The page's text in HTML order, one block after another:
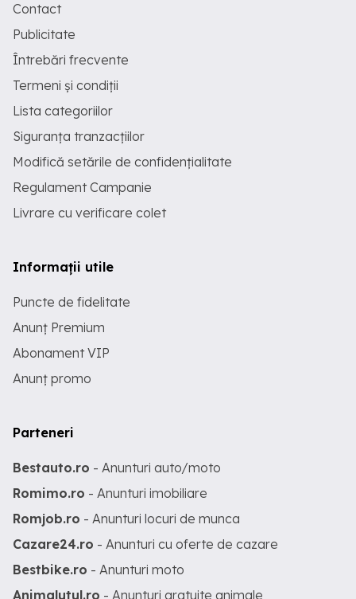
Contact
Publicitate
Întrebări frecvente
Termeni și condiții
Lista categoriilor
Siguranța tranzacțiilor
Modifică setările de confidențialitate
Regulament Campanie
Livrare cu verificare colet
Informații utile
Puncte de fidelitate
Anunț Premium
Abonament VIP
Anunț promo
Parteneri
Bestauto.ro - Anunturi auto/moto
Romimo.ro - Anunturi imobiliare
Romjob.ro - Anunturi locuri de munca
Cazare24.ro - Anunturi cu oferte de cazare
Bestbike.ro - Anunturi moto
Animalutul.ro - Anunturi gratuite animale